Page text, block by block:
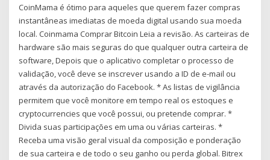
CoinMama é ótimo para aqueles que querem fazer compras
instantâneas imediatas de moeda digital usando sua moeda
local. Coinmama Comprar Bitcoin Leia a revisão. As carteiras de
hardware são mais seguras do que qualquer outra carteira de
software, Depois que o aplicativo completar o processo de
validação, você deve se inscrever usando a ID de e-mail ou
através da autorização do Facebook. * As listas de vigilância
permitem que você monitore em tempo real os estoques e
cryptocurrencies que você possui, ou pretende comprar. *
Divida suas participações em uma ou várias carteiras. *
Receba uma visão geral visual da composição e ponderação
de sua carteira e de todo o seu ganho ou perda global. Bitrex